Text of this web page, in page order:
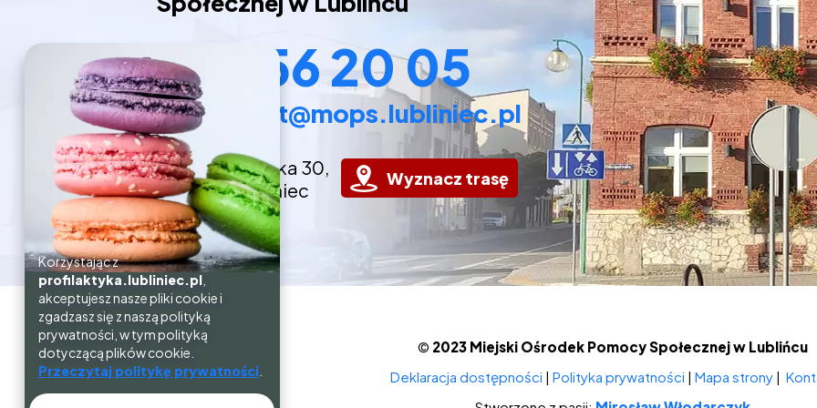
34 356 20 05
sekretariat@mops.lubliniec.pl
ul. Oświęcimska 30,
42-700 Lubliniec
Wyznacz trasę
© 2023 Miejski Ośrodek Pomocy Społecznej w Lublińcu
Deklaracja dostępności | Polityka prywatności | Mapa strony|
Korzystając z
profilaktyka.lubliniec.pl,
akceptujesz nasze pliki cookie i
zgadzasz się z naszą polityką
prywatności, w tym polityką
dotyczącą plików cookie.
Przeczytaj politykę prywatności.